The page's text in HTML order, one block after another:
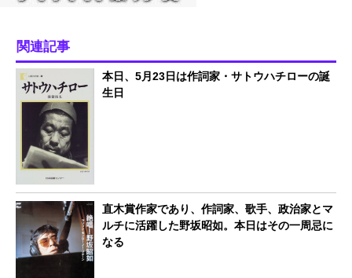
関連記事
本日、5月23日は作詞家・サトウハチローの誕
生日
直木賞作家であり、作詞家、歌手、政治家とマ
ルチに活躍した野坂昭如。本日はその一周忌に
なる